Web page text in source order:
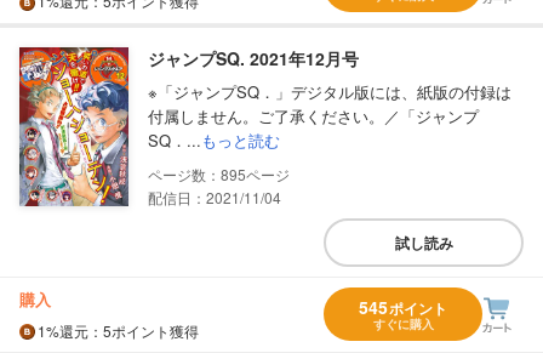
ジャンプSQ. 2021年12月号
※「ジャンプSQ．」デジタル版には、紙版の付録は
付属しません。ご了承ください。／「ジャンプ
SQ．...もっと読む
895
配信日：2021/11/04
試し読み
購入
1%還元 ：5ポイント獲得
545ポイント
すぐに購入